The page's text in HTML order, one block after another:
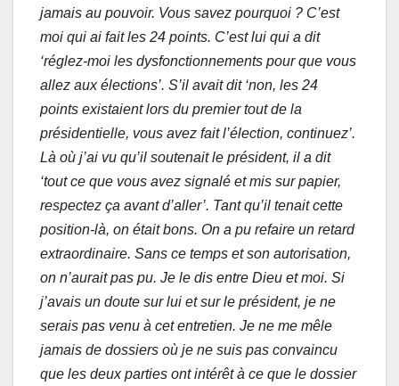
jamais au pouvoir. Vous savez pourquoi ? C’est
moi qui ai fait les 24 points. C’est lui qui a dit
‘réglez-moi les dysfonctionnements pour que vous
allez aux élections’. S’il avait dit ‘non, les 24
points existaient lors du premier tout de la
présidentielle, vous avez fait l’élection, continuez’.
Là où j’ai vu qu’il soutenait le président, il a dit
‘tout ce que vous avez signalé et mis sur papier,
respectez ça avant d’aller’. Tant qu’il tenait cette
position-là, on était bons. On a pu refaire un retard
extraordinaire. Sans ce temps et son autorisation,
on n’aurait pas pu. Je le dis entre Dieu et moi. Si
j’avais un doute sur lui et sur le président, je ne
serais pas venu à cet entretien. Je ne me mêle
jamais de dossiers où je ne suis pas convaincu
que les deux parties ont intérêt à ce que le dossier